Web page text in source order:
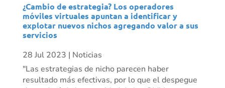
¿Cambio de estrategia? Los operadores
móviles virtuales apuntan a identificar y
explotar nuevos nichos agregando valor a sus
servicios
28 Jul 2023 | Noticias
"Las estrategias de nicho parecen haber
resultado más efectivas, por lo que el despegue